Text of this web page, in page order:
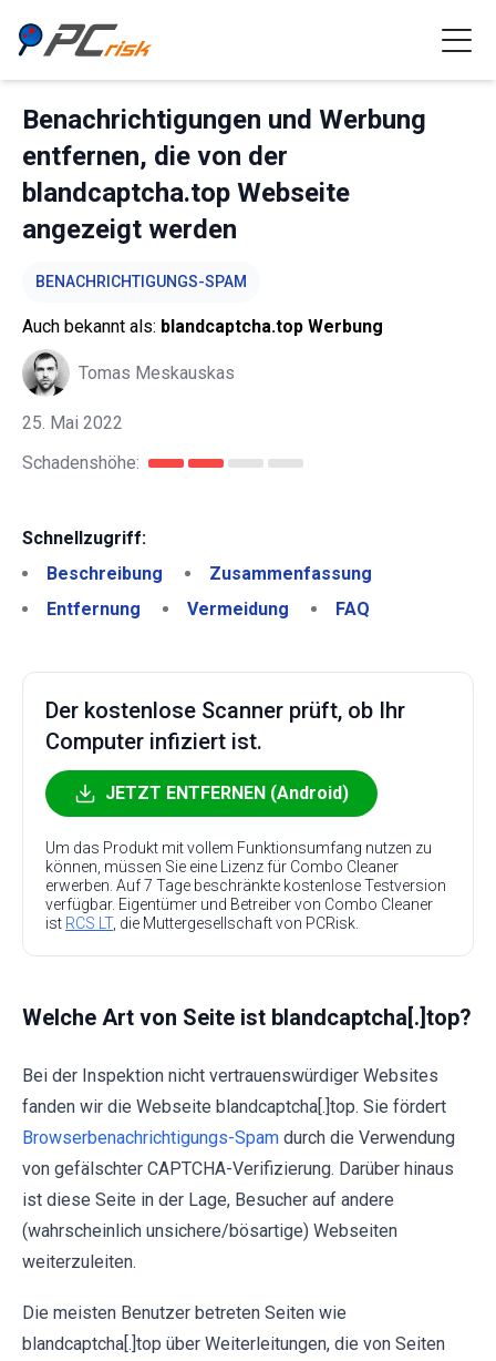
Benachrichtigungen und Werbung
entfernen, die von der
blandcaptcha.top Webseite
angezeigt werden
BENACHRICHTIGUNGS-SPAM
Auch bekannt als: blandcaptcha.top Werbung
Tomas Meskauskas
25. Mai 2022
Schadenshöhe:
Schnellzugriff:
Beschreibung
Zusammenfassung
Entfernung
Vermeidung FAQ
Der kostenlose Scanner prüft, ob Ihr
Computer infiziert ist.
JETZT ENTFERNEN (Android)
Um das Produkt mit vollem Funktionsumfang nutzen zu
können, müssen Sie eine Lizenz für Combo Cleaner
erwerben. Auf 7 Tage beschränkte kostenlose Testversion
verfügbar. Eigentümer und Betreiber von Combo Cleaner
ist RCS LT, die Muttergesellschaft von PCRisk.
Welche Art von Seite ist blandcaptcha[.]top?
Bei der Inspektion nicht vertrauenswürdiger Websites
fanden wir die Webseite blandcaptcha[.]top. Sie fördert
Browserbenachrichtigungs-Spam durch die Verwendung
von gefälschter CAPTCHA-Verifizierung. Darüber hinaus
ist diese Seite in der Lage, Besucher auf andere
(wahrscheinlich unsichere/bösartige) Webseiten
weiterzuleiten.
Die meisten Benutzer betreten Seiten wie
blandcaptcha[.]top über Weiterleitungen, die von Seiten